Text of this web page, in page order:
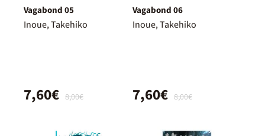
Vagabond 05
Inoue, Takehiko
8,00€
7,60€
Vagabond 06
Inoue, Takehiko
8,00€
7,60€